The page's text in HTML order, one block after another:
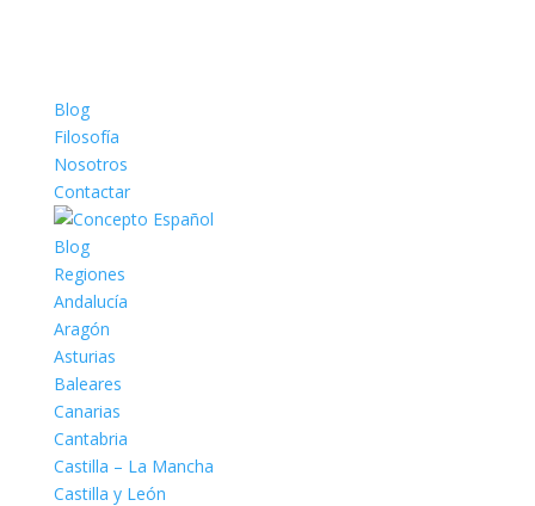
Blog
Filosofía
Nosotros
Contactar
Blog
Regiones
Andalucía
Aragón
Asturias
Baleares
Canarias
Cantabria
Castilla – La Mancha
Castilla y León